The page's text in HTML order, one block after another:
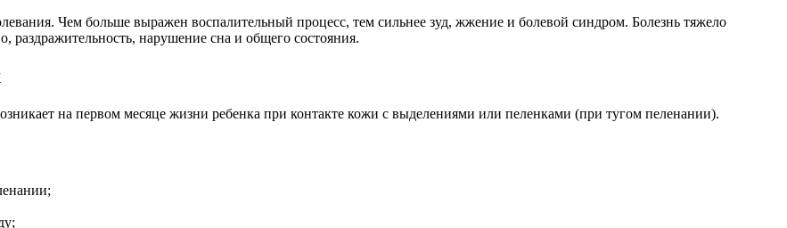
Чем больше выражен воспалительный процесс, тем сильнее зуд, жжение и болевой синдром. Болезнь тяжело
раздражительность, нарушение сна и общего состояния.
на первом месяце жизни ребенка при контакте кожи с выделениями или пеленками (при тугом пеленании).